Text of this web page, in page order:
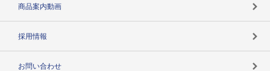
商品案内動画
採用情報
お問い合わせ